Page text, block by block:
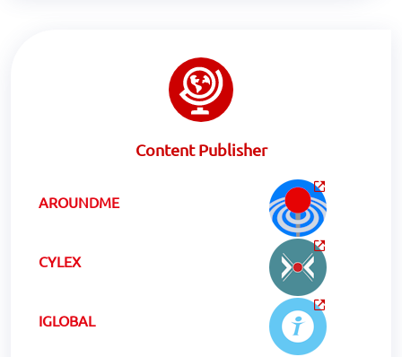
Content Publisher
AROUNDME
CYLEX
IGLOBAL